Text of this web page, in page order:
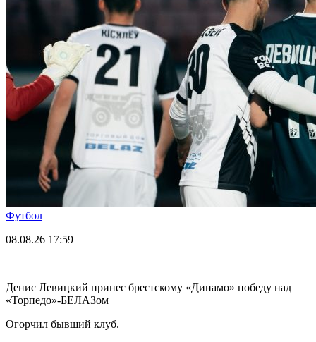
Футбол
08.08.26 17:59
Денис Левицкий принес брестскому «Динамо» победу над
«Торпедо»-БЕЛАЗом
Огорчил бывший клуб.